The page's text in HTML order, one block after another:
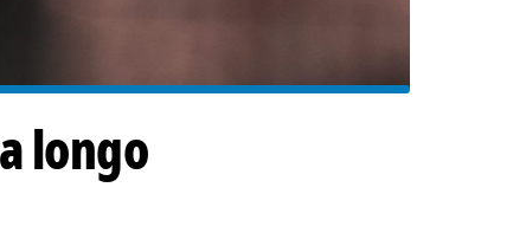
longo